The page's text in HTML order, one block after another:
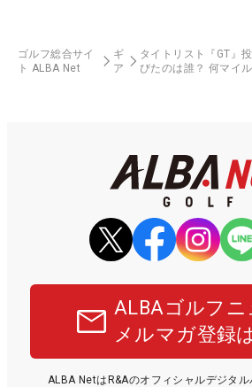
ゴルフ総合サイ
ト ALBA Net
ギ
ア
タイトリスト『GT』
びたのは誰？ 何マイ
ALBAゴルフニ
メルマガ登録
ALBA NetはR&Aのオフィシャルデジタ